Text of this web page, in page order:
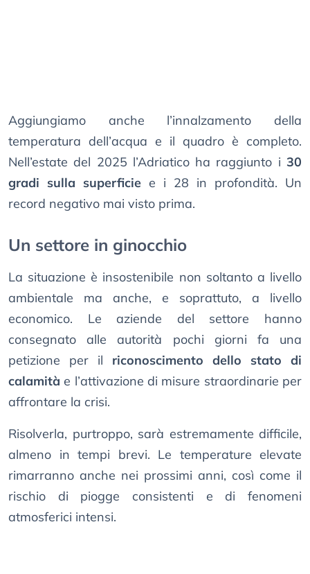
Aggiungiamo anche l’innalzamento della
temperatura dell’acqua e il quadro è completo.
Nell’estate del 2025 l’Adriatico ha raggiunto i 30
gradi sulla superficie e i 28 in profondità. Un
record negativo mai visto prima.
Un settore in ginocchio
La situazione è insostenibile non soltanto a livello
ambientale ma anche, e soprattuto, a livello
economico. Le aziende del settore hanno
consegnato alle autorità pochi giorni fa una
petizione per il riconoscimento dello stato di
calamità e l’attivazione di misure straordinarie per
affrontare la crisi.
Risolverla, purtroppo, sarà estremamente difficile,
almeno in tempi brevi. Le temperature elevate
rimarranno anche nei prossimi anni, così come il
rischio di piogge consistenti e di fenomeni
atmosferici intensi.